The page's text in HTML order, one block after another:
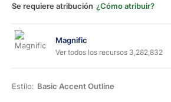
Se requiere atribución ¿Cómo atribuir?
Magnific
Ver todos los recursos 3,282,832
Estilo: Basic Accent Outline